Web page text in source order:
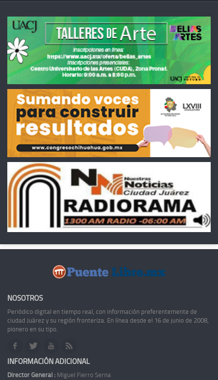
NOSOTROS
Periódico digital en tiempo real, con información preferentemente de
ciudad Juárez y su región fronteriza. En línea desde el 16 de junio de 2008,
pionero en su tipo.
INFORMACIÓN ADICIONAL
Director General : Miguel Fierro Serna